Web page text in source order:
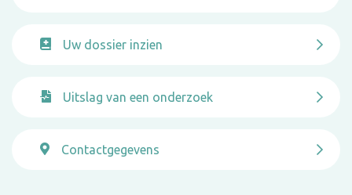
Uw dossier inzien
Uitslag van een onderzoek
Contactgegevens